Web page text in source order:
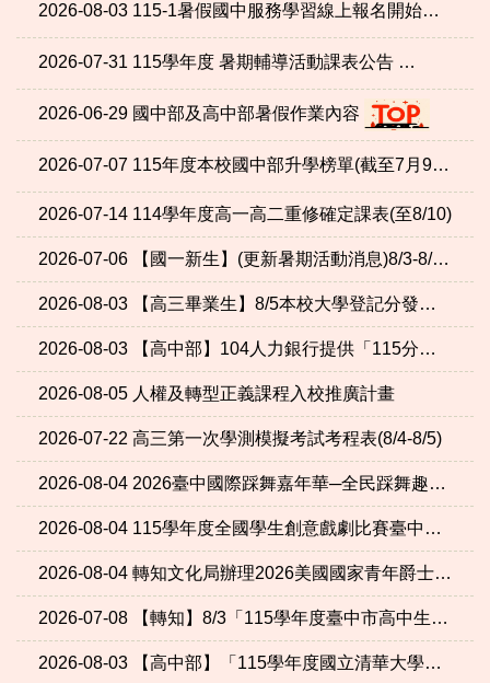
2026-08-03 115-1暑假國中服務學習線上報名開始囉！
2026-07-31 115學年度 暑期輔導活動課表公告
2026-06-29 國中部及高中部暑假作業內容
2026-07-07 115年度本校國中部升學榜單(截至7月9日)
2026-07-14 114學年度高一高二重修確定課表(至8/10)
2026-07-06 【國一新生】(更新暑期活動消息)8/3-8/7國一新生班級、導師與學號公告
2026-08-03 【高三畢業生】8/5本校大學登記分發選填志願說明會(新增附件會議資料)
2026-08-03 【高中部】104人力銀行提供「115分科落點分析」
2026-08-05 人權及轉型正義課程入校推廣計畫
2026-07-22 高三第一次學測模擬考試考程表(8/4-8/5)
2026-08-04 2026臺中國際踩舞嘉年華─全民踩舞趣味競賽報名簡章
2026-08-04 115學年度全國學生創意戲劇比賽臺中市初賽
2026-08-04 轉知文化局辦理2026美國國家青年爵士樂團教育交流活動
2026-07-08 【轉知】8/3「115學年度臺中市高中生扶輪長期交換實施計畫」，歡迎有意參與之學生踴躍參加
2026-08-03 【高中部】「115學年度國立清華大學高中學生科學研究人才培育計畫化學組招生考試」資訊